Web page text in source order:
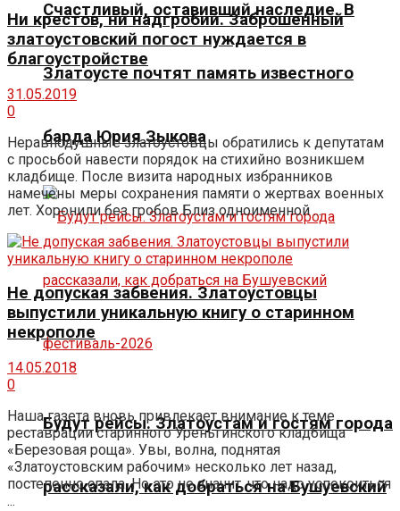
Счастливый, оставивший наследие. В
Златоусте почтят память известного
барда Юрия Зыкова
Будут рейсы. Златоустам и гостям города
рассказали, как добраться на Бушуевский
Ни крестов, ни надгробий. Заброшенный
златоустовский погост нуждается в
благоустройстве
31.05.2019
0
Неравнодушные златоустовцы обратились к депутатам
с просьбой навести порядок на стихийно возникшем
кладбище. После визита народных избранников
намечены меры сохранения памяти о жертвах военных
лет. Хоронили без гробов Близ одноименной ...
Не допуская забвения. Златоустовцы
выпустили уникальную книгу о старинном
некрополе
14.05.2018
0
Наша газета вновь привлекает внимание к теме
реставрации старинного Уреньгинского кладбища
«Березовая роща». Увы, волна, поднятая
«Златоустовским рабочим» несколько лет назад,
постепенно спала. Но это не значит, что надо успокоиться
...